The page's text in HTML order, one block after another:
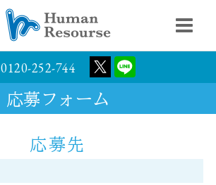
0120-252-744
応募フォーム
応募先